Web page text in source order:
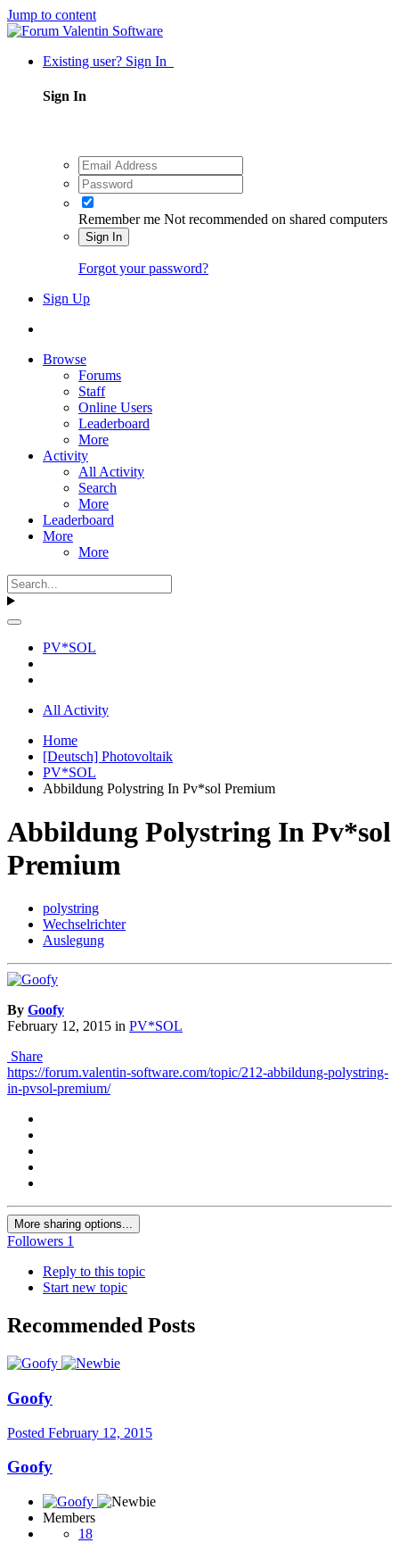
Jump to content
Existing user? Sign In
Sign In
Remember me Not recommended on shared computers
Sign In
Forgot your password?
Sign Up
Browse
Forums
Staff
Online Users
Leaderboard
More
Activity
All Activity
Search
More
Leaderboard
More
More
PV*SOL
All Activity
Home
[Deutsch] Photovoltaik
PV*SOL
Abbildung Polystring In Pv*sol Premium
Abbildung Polystring In Pv*sol
Premium
polystring
Wechselrichter
Auslegung
By Goofy
February 12, 2015 in PV*SOL
Share
https://forum.valentin-software.com/topic/212-abbildung-polystring-
in-pvsol-premium/
More sharing options...
Followers 1
Reply to this topic
Start new topic
Recommended Posts
Goofy
Posted February 12, 2015
Goofy
Members
18